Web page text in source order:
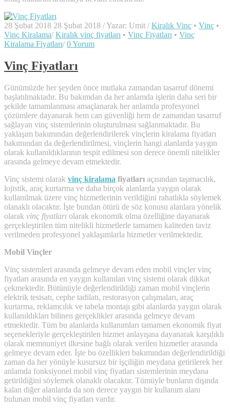
28 Şubat 2018 28 Şubat 2018 /Yazar: Umit / Kiralık Vinç • Vinç •
Vinç Kiralama/ Kiralık vinç fiyatları • Vinç Fiyatları • Vinç
Kiralama Fiyatları/ 0 Yorum
Vinç Fiyatları
Günümüzde her şeyden önce mutlaka zamandan tasarruf dönemi
başlatılmaktadır. Bu bakımdan da her anlamda işlerin daha seri bir
şekilde tamamlanması amaçlanarak her anlamda profesyonel
çözümlere dayanarak hem can güvenliği hem de zamandan tasarruf
sağlayan vinç sistemlerinin oluşturulması sağlanmaktadır. Bu
yaklaşım bakımından değerlendirilerek vinçlerin kiralama fiyatları
bakımından da değerlendirilmesi, vinçlerin hangi alanlarda yaygın
olarak kullanıldıklarının tespit edilmesi son derece önemli nitelikler
arasında gelmeye devam etmektedir.
Vinç sistemi olarak vinç kiralama fiyatları açısından taşımacılık,
lojistik, araç kurtarma ve daha birçok alanlarda yaygın olarak
kullanılmak üzere vinç hizmetlerinin verildiğini rahatlıkla söylemek
olanaklı olacaktır. İşte bundan ötürü de söz konusu alanlara yönelik
olarak vinç fiyatları olarak ekonomik olma özelliğine dayanarak
gerçekleştirilen tüm nitelikli hizmetlerle tamamen kaliteden taviz
verilmeden profesyonel yaklaşımlarla hizmetler verilmektedir.
Mobil Vinçler
Vinç sistemleri arasında gelmeye devam eden mobil vinçler vinç
fiyatları arasında en yaygın kullanılan vinç sistemi olarak dikkat
çekmektedir. Bütünüyle değerlendirildiği zaman mobil vinçlerin
elektrik tesisatı, cephe tadilatı, restorasyon çalışmaları, araç
kurtarma, reklamcılık ve tabela montajı gibi alanlarda yaygın olarak
kullanıldıkları bilinen gerçeklikler arasında gelmeye devam
etmektedir. Tüm bu alanlarda kullanımları tamamen ekonomik fiyat
seçenekleriyle gerçekleştirilen hizmet anlayışına dayanarak karşılıklı
olarak memnuniyet ilkesine bağlı olarak verilen hizmetler arasında
gelmeye devam eder. İşte bu özellikleri bakımından değerlendirildiği
zaman da her yönüyle kusursuz bir işçiliğin meydana getirilerek her
anlamda fonksiyonel mobil vinç fiyatları sistemlerinin meydana
getirildiğini söylemek olanaklı olacaktır. Tümüyle bunların dışında
kalan diğer alanlarda da son derece yaygın bir kullanım alanı
bulunan mobil vinç fiyatları vardır.